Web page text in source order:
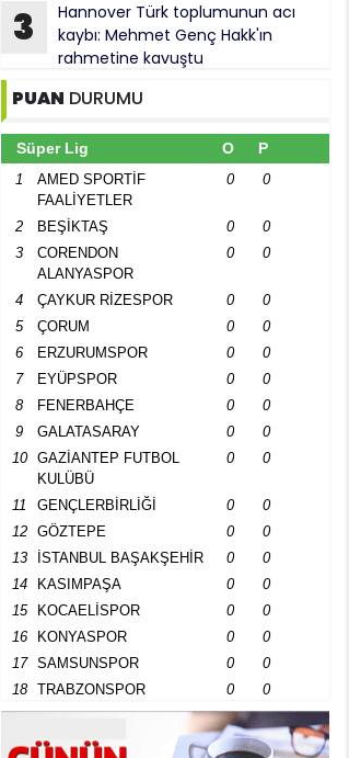
3
Hannover Türk toplumunun acı
kaybı: Mehmet Genç Hakk'ın
rahmetine kavuştu
PUAN DURUMU
Süper Lig O P
1
AMED SPORTİF
FAALİYETLER
0 0
2 BEŞİKTAŞ 0
0
3
CORENDON
ALANYASPOR
0 0
4 ÇAYKUR RİZESPOR 0
0
5
ÇORUM 0
0
6
ERZURUMSPOR 0
0
7
EYÜPSPOR 0
0
8
FENERBAHÇE 0
0
9
GALATASARAY 0
0
10
GAZİANTEP FUTBOL
KULÜBÜ
0 0
11 GENÇLERBİRLİĞİ 0
0
12
GÖZTEPE 0
0
13
İSTANBUL BAŞAKŞEHİR 0
0
14
KASIMPAŞA 0
0
15
KOCAELİSPOR 0
0
16
KONYASPOR 0
0
17
SAMSUNSPOR 0
0
18
TRABZONSPOR 0 0